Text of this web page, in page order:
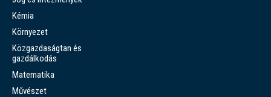
Kémia
Környezet
Közgazdaságtan és
gazdálkodás
Matematika
Művészet